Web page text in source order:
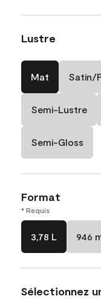
Lustre
Mat Satin/
Semi-Lustre
Semi-Gloss
Format
* Requis
3,78 L 946
Sélectionnez